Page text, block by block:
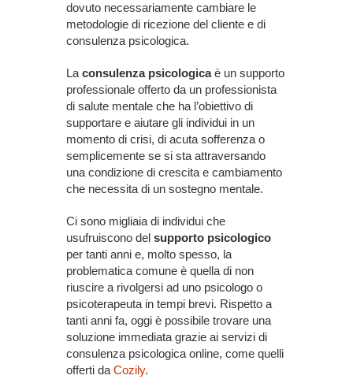
dovuto necessariamente cambiare le
metodologie di ricezione del cliente e di
consulenza psicologica.
La consulenza psicologicaè un supporto
professionale offerto da un professionista
di salute mentale che ha l’obiettivo di
supportare e aiutare gli individui in un
momento di crisi, di acuta sofferenza o
semplicemente se si sta attraversando
una condizione di crescita e cambiamento
che necessita di un sostegno mentale.
Ci sono migliaia di individui che
usufruiscono del supporto psicologico
per tanti anni e, molto spesso, la
problematica comune è quella di non
riuscire a rivolgersi ad uno psicologo o
psicoterapeuta in tempi brevi. Rispetto a
tanti anni fa, oggi è possibile trovare una
soluzione immediata grazie ai servizi di
consulenza psicologica online, come quelli
offerti da Cozily.